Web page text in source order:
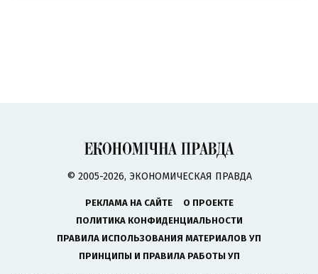
© 2005-2026, ЭКОНОМИЧЕСКАЯ ПРАВДА
РЕКЛАМА НА САЙТЕ
О ПРОЕКТЕ
ПОЛИТИКА КОНФИДЕНЦИАЛЬНОСТИ
ПРАВИЛА ИСПОЛЬЗОВАНИЯ МАТЕРИАЛОВ УП
ПРИНЦИПЫ И ПРАВИЛА РАБОТЫ УП